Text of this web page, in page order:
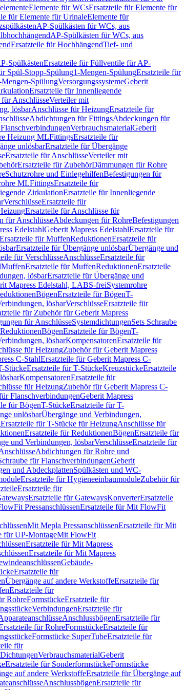
Elemente für WCsErsatzteile für Elemente für
für Elemente für UrinaleElemente für
AP-Spülkästen für WCs, aus
AP-Spülkästen für WCs, aus
Ersatzteile für HochhängendTief- und
SpülkästenErsatzteile für Füllventile für AP-
Spül-Stopp-Spülung1-Mengen-SpülungErsatzteile für
SpülungVersorgungssystemeGeberit
Ersatzteile für Innenliegende
AnschlüsseVerteiler mit
lösbarAnschlüsse für HeizungErsatzteile für
Abdichtungen für FittingsAbdeckungen für
VerbrauchsmaterialGeberit
Heizung MLFittingsErsatzteile für
unlösbarErsatzteile für Übergänge
Ersatzteile für AnschlüsseVerteiler mit
Ersatzteile für ZubehörDämmungen für Rohre
Schutzrohre und EinlegehilfenBefestigungen für
MLFittingsErsatzteile für
ZirkulationErsatzteile für Innenliegende
VerschlüsseErsatzteile für
Ersatzteile für Anschlüsse für
für AnschlüsseAbdeckungen für RohreBefestigungen
EdelstahlGeberit Mapress EdelstahlErsatzteile für
Ersatzteile für MuffenReduktionenErsatzteile für
Ersatzteile für Übergänge unlösbarÜbergänge und
für VerschlüsseAnschlüsseErsatzteile für
MuffenErsatzteile für MuffenReduktionenErsatzteile
lösbarErsatzteile für Übergänge und
Mapress Edelstahl, LABS-freiSystemrohre
BögenErsatzteile für BögenT-
lösbarVerschlüsseErsatzteile für
für Zubehör für Geberit Mapress
für AnschlüsseSystemdichtungenSets Schraube
BögenErsatzteile für BögenT-
lösbarKompensatorenErsatzteile für
für HeizungZubehör für Geberit Mapress
C-StahlErsatzteile für Geberit Mapress C-
StückeErsatzteile für T-StückeKreuzstückeErsatzteile
KompensatorenErsatzteile für
für HeizungZubehör für Geberit Mapress C-
FlanschverbindungenGeberit Mapress
für BögenT-StückeErsatzteile für T-
unlösbarÜbergänge und Verbindungen,
Ersatzteile für T-Stücke für HeizungAnschlüsse für
Ersatzteile für ReduktionenBögenErsatzteile für
und Verbindungen, lösbarVerschlüsseErsatzteile für
Abdichtungen für Rohre und
für FlanschverbindungenGeberit
und AbdeckplattenSpülkästen und WC-
Ersatzteile für HygieneeinbaumoduleZubehör für
Ersatzteile für
Ersatzteile für GatewaysKonverterErsatzteile
PressanschlüssenErsatzteile für Mit FlowFit
Mit Mepla PressanschlüssenErsatzteile für Mit
für UP-MontageMit FlowFit
Ersatzteile für Mit Mapress
Ersatzteile für Mit Mapress
Gebäude-
Ersatzteile für
Übergänge auf andere WerkstoffeErsatzteile für
Ersatzteile für
RohreFormstückeErsatzteile für
VerbindungenErsatzteile für
AnschlussbögenErsatzteile für
für RohreFormstückeErsatzteile für
Formstücke SuperTubeErsatzteile für
für
VerbrauchsmaterialGeberit
Ersatzteile für SonderformstückeFormstücke
auf andere WerkstoffeErsatzteile für Übergänge auf
AnschlussbögenErsatzteile für